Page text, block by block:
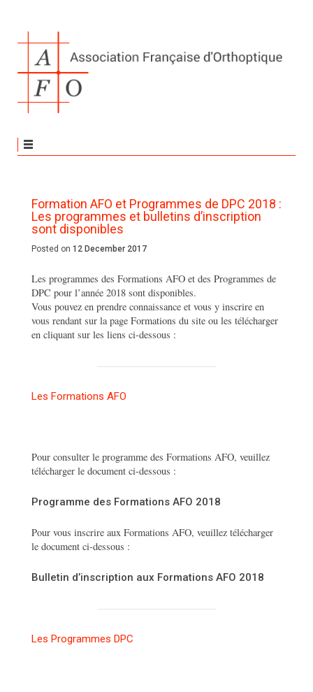
Formation AFO et Programmes de DPC 2018 :
Les programmes et bulletins d’inscription
sont disponibles
Posted on 12 December 2017
Les programmes des Formations AFO et des Programmes de
DPC pour l’année 2018 sont disponibles.
Vous pouvez en prendre connaissance et vous y inscrire en
vous rendant sur la page Formations du site ou les télécharger
en cliquant sur les liens ci-dessous :
Les Formations AFO
Pour consulter le programme des Formations AFO, veuillez
télécharger le document ci-dessous :
Programme des Formations AFO 2018
Pour vous inscrire aux Formations AFO, veuillez télécharger
le document ci-dessous :
Bulletin d’inscription aux Formations AFO 2018
Les Programmes DPC